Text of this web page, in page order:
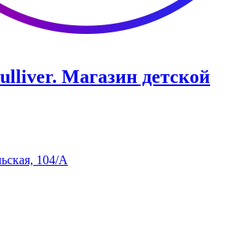
Магазин детской
104/А